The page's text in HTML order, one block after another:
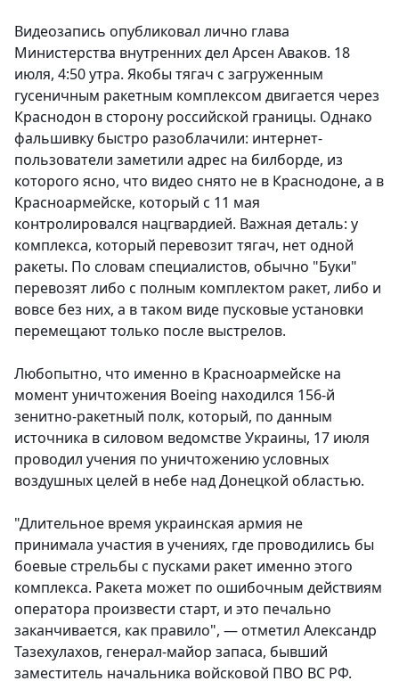
Видеозапись опубликовал лично глава
Министерства внутренних дел Арсен Аваков. 18
июля, 4:50 утра. Якобы тягач с загруженным
гусеничным ракетным комплексом двигается через
Краснодон в сторону российской границы. Однако
фальшивку быстро разоблачили: интернет-
пользователи заметили адрес на билборде, из
которого ясно, что видео снято не в Краснодоне, а в
Красноармейске, который с 11 мая
контролировался нацгвардией. Важная деталь: у
комплекса, который перевозит тягач, нет одной
ракеты. По словам специалистов, обычно "Буки"
перевозят либо с полным комплектом ракет, либо и
вовсе без них, а в таком виде пусковые установки
перемещают только после выстрелов.
Любопытно, что именно в Красноармейске на
момент уничтожения Boeing находился 156-й
зенитно-ракетный полк, который, по данным
источника в силовом ведомстве Украины, 17 июля
проводил учения по уничтожению условных
воздушных целей в небе над Донецкой областью.
"Длительное время украинская армия не
принимала участия в учениях, где проводились бы
боевые стрельбы с пусками ракет именно этого
комплекса. Ракета может по ошибочным действиям
оператора произвести старт, и это печально
заканчивается, как правило", — отметил Александр
Тазехулахов, генерал-майор запаса, бывший
заместитель начальника войсковой ПВО ВС РФ.